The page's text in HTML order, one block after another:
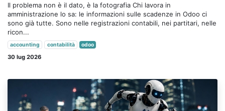
Il problema non è il dato, è la fotografia Chi lavora in
amministrazione lo sa: le informazioni sulle scadenze in Odoo ci
sono già tutte. Sono nelle registrazioni contabili, nei partitari, nelle
ricon...
accounting contabilità odoo
30 lug 2026